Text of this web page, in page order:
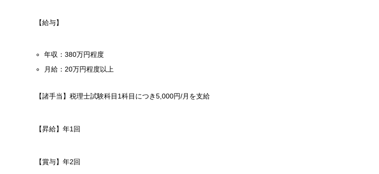
【給与】
年収：380万円程度
月給：20万円程度以上
【諸手当】税理士試験科目1科目につき5,000円/月を支給
【昇給】年1回
【賞与】年2回